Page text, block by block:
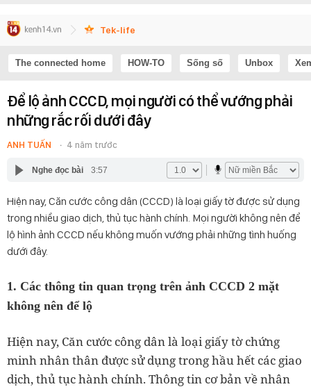
Tek-life
The connected home HOW-TO Sống số Unbox
Để lộ ảnh CCCD, mọi người có thể vướng phải
những rắc rối dưới đây
ANH TUẤN 4 năm trước
Nghe đọc bài 3:57
Hiện nay, Căn cước công dân (CCCD) là loại giấy tờ được sử dụng
trong nhiều giao dịch, thủ tục hành chính. Mọi người không nên để
lộ hình ảnh CCCD nếu không muốn vướng phải những tình huống
dưới đây.
1. Các thông tin quan trọng trên ảnh CCCD 2 mặt
không nên để lộ
Hiện nay, Căn cước công dân là loại giấy tờ chứng
minh nhân thân được sử dụng trong hầu hết các giao
dịch, thủ tục hành chính. Thông tin cơ bản về nhân